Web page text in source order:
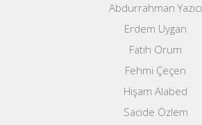
Abdurrahman Yazıcı
Erdem Uygan
Fatih Orum
Fehmi Çeçen
Hişam Alabed
Sacide Özlem